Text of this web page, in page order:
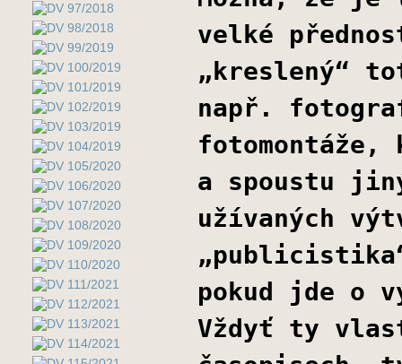
velké
„kreslený“
např.
a spoustu
užívaných
pokud jde o
Vždyť ty